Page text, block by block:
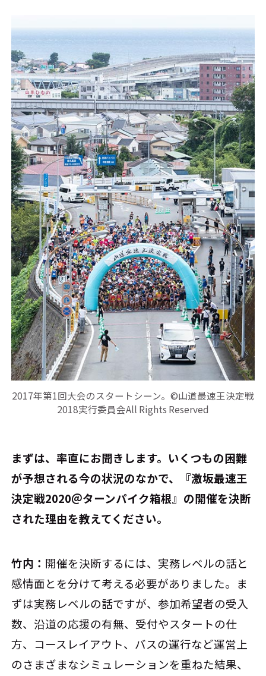
2017年第1回大会のスタートシーン。©山道最速王決定戦
2018実行委員会All Rights Reserved
――まずは、率直にお聞きします。いくつもの困難
が予想される今の状況のなかで、『激坂最速王
決定戦2020＠ターンパイク箱根』の開催を決断
された理由を教えてください。
竹内： 開催を決断するには、実務レベルの話と
感情面とを分けて考える必要がありました。ま
ずは実務レベルの話ですが、参加希望者の受入
数、沿道の応援の有無、受付やスタートの仕
方、コースレイアウト、バスの運行など運営上
のさまざまなシミュレーションを重ねた結果、